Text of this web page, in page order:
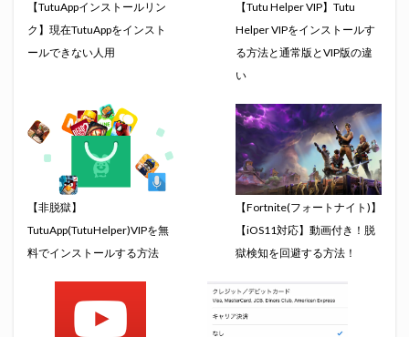
【TutuAppインストールリン
ク】現在TutuAppをインスト
ールできない人用
【Tutu Helper VIP】Tutu
Helper VIPをインストールす
る方法と通常版とVIP版の違
い
【非脱獄】
TutuApp(TutuHelper)VIPを無
料でインストールする方法
【Fortnite(フォートナイト)】
【iOS11対応】動画付き！脱
獄検知を回避する方法！